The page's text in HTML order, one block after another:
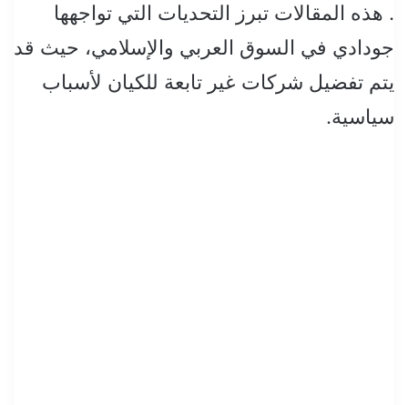
. هذه المقالات تبرز التحديات التي تواجهها
جودادي في السوق العربي والإسلامي، حيث قد
يتم تفضيل شركات غير تابعة للكيان لأسباب
سياسية.